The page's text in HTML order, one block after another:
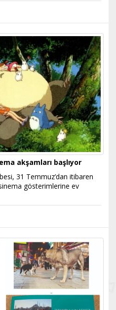
akşamları başlıyor
31 Temmuz’dan itibaren
gösterimlerine ev